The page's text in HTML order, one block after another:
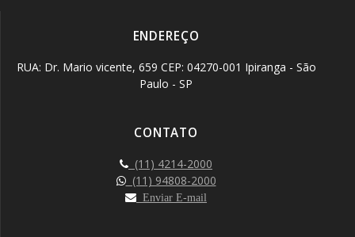
ENDEREÇO
RUA: Dr. Mario vicente, 659 CEP: 04270-001 Ipiranga - São
Paulo - SP
CONTATO
(11) 4214-2000
(11) 94808-2000
Enviar E-mail